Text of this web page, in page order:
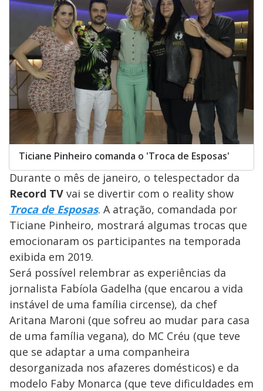
Ticiane Pinheiro comanda o 'Troca de Esposas'
Durante o mês de janeiro, o telespectador da
Record TV vai se divertir com o reality show
Troca de Esposas. A atração, comandada por
Ticiane Pinheiro, mostrará algumas trocas que
emocionaram os participantes na temporada
exibida em 2019.
Será possível relembrar as experiências da
jornalista Fabíola Gadelha (que encarou a vida
instável de uma família circense), da chef
Aritana Maroni (que sofreu ao mudar para casa
de uma família vegana), do MC Créu (que teve
que se adaptar a uma companheira
desorganizada nos afazeres domésticos) e da
modelo Faby Monarca (que teve dificuldades em